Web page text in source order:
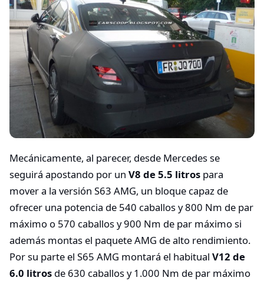
Mecánicamente, al parecer, desde Mercedes se
seguirá apostando por un V8 de 5.5 litros para
mover a la versión S63 AMG, un bloque capaz de
ofrecer una potencia de 540 caballos y 800 Nm de par
máximo o 570 caballos y 900 Nm de par máximo si
además montas el paquete AMG de alto rendimiento.
Por su parte el S65 AMG montará el habitual V12 de
6.0 litros de 630 caballos y 1.000 Nm de par máximo